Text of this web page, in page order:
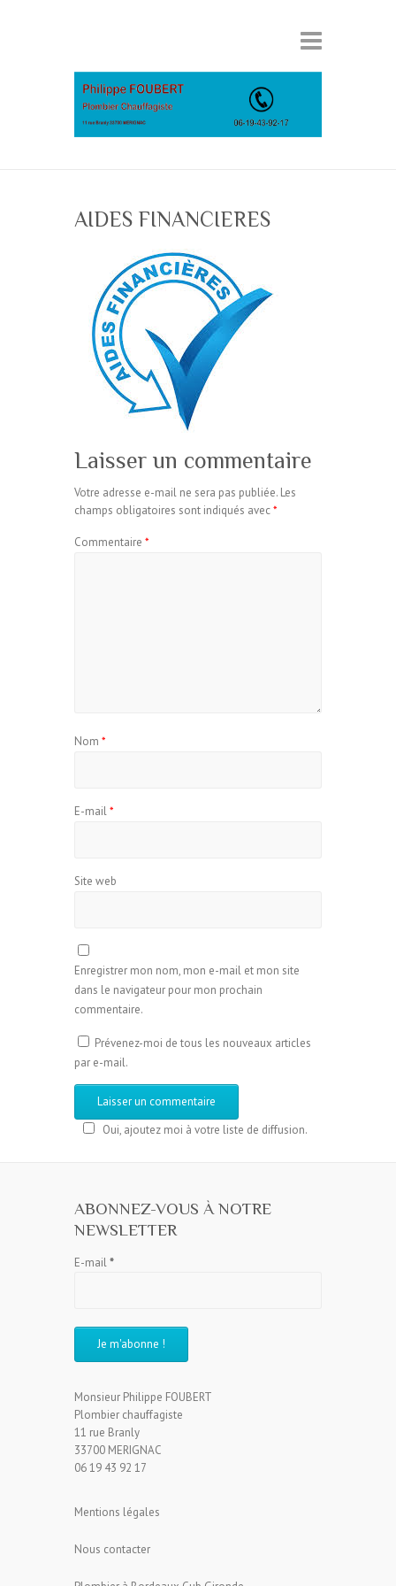
AIDES FINANCIERES
Laisser un commentaire
Votre adresse e-mail ne sera pas publiée. Les
champs obligatoires sont indiqués avec*
Commentaire *
Nom *
E-mail*
Site web
Enregistrer mon nom, mon e-mail et mon site
dans le navigateur pour mon prochain
commentaire.
Prévenez-moi de tous les nouveaux articles
par e-mail.
Oui, ajoutez moi à votre liste de diffusion.
ABONNEZ-VOUS À NOTRE
NEWSLETTER
E-mail*
Monsieur Philippe FOUBERT
Plombier chauffagiste
11 rue Branly
33700 MERIGNAC
06 19 43 92 17
Mentions légales
Nous contacter